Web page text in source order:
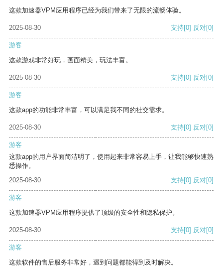
这款加速器VPM应用程序已经为我们带来了无限的流畅体验。
2025-08-30 支持[0] 反对[0]
游客
这款游戏非常好玩，画面精美，玩法丰富。
2025-08-30 支持[0] 反对[0]
游客
这款app的功能非常丰富，可以满足我不同的社交需求。
2025-08-30 支持[0] 反对[0]
游客
这款app的用户界面简洁明了，使用起来非常容易上手，让我能够快速熟
悉操作。
2025-08-30
支持[0] 反对[0]
游客
这款加速器VPM应用程序提供了顶级的安全性和隐私保护。
2025-08-30 支持[0] 反对[0]
游客
这款软件的售后服务非常好，遇到问题都能得到及时解决。